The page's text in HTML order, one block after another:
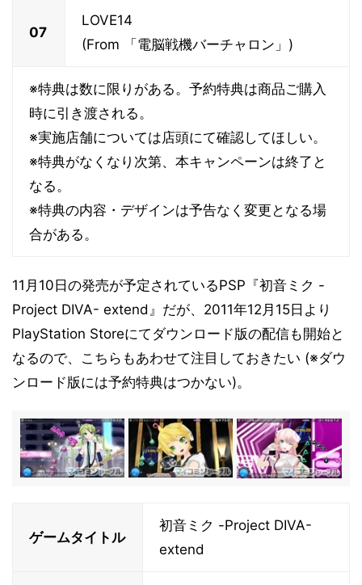
07
LOVE14
(From 「電脳戦機バーチャロン」)
※特典は数に限りがある。予約特典は商品ご購入
時に引き渡される。
※実施店舗については店頭にて確認してほしい。
※特典がなくなり次第、本キャンペーンは終了と
なる。
※特典の内容・デザインは予告なく変更となる場
合がある。
11月10日の発売が予定されているPSP『初音ミク -
Project DIVA- extend』だが、2011年12月15日より
PlayStation Storeにてダウンロード版の配信も開始と
なるので、こちらもあわせて注目しておきたい (※ダウ
ンロード版には予約特典はつかない)。
ゲームタイトル
初音ミク -Project DIVA-
extend